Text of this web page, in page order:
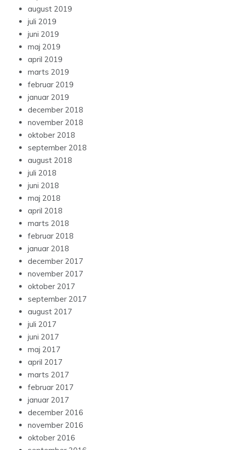
august 2019
juli 2019
juni 2019
maj 2019
april 2019
marts 2019
februar 2019
januar 2019
december 2018
november 2018
oktober 2018
september 2018
august 2018
juli 2018
juni 2018
maj 2018
april 2018
marts 2018
februar 2018
januar 2018
december 2017
november 2017
oktober 2017
september 2017
august 2017
juli 2017
juni 2017
maj 2017
april 2017
marts 2017
februar 2017
januar 2017
december 2016
november 2016
oktober 2016